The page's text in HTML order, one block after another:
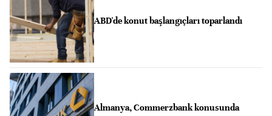
ABD'de konut başlangıçları toparlandı
Almanya, Commerzbank konusunda